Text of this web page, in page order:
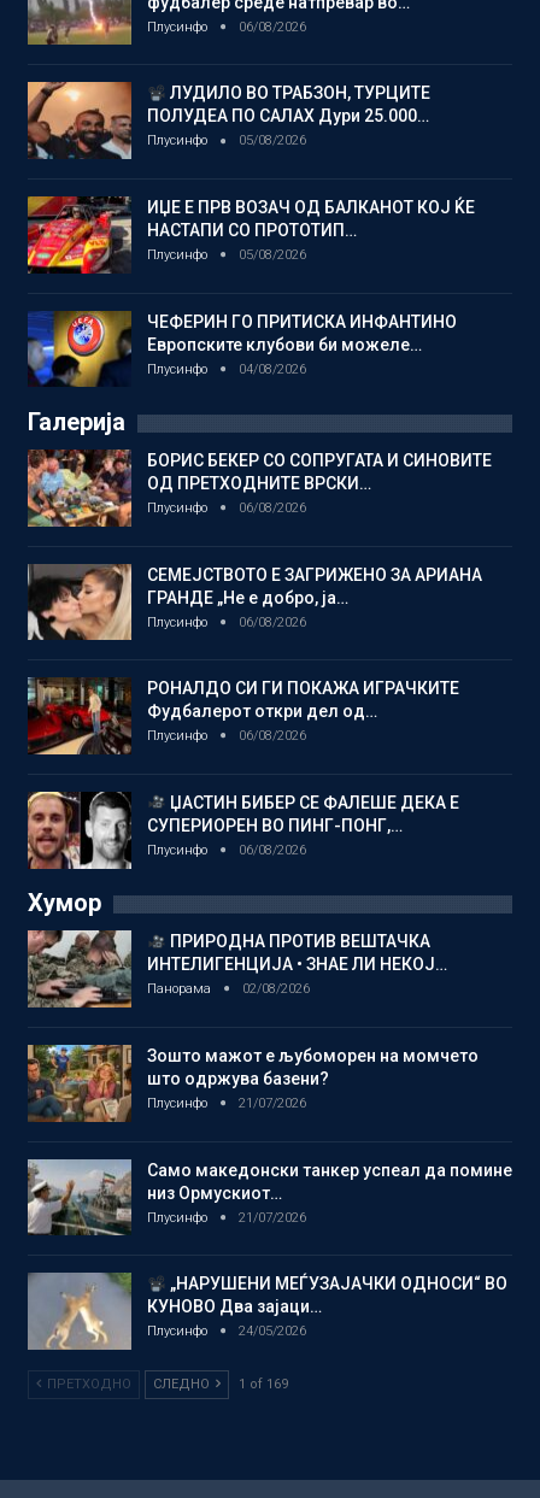
Плусинфо 06/08/2026
ЛУДИЛО ВО ТРАБЗОН, ТУРЦИТЕ
ПОЛУДЕА ПО САЛАХ Дури 25.000…
Плусинфо 05/08/2026
ИЏЕ Е ПРВ ВОЗАЧ ОД БАЛКАНОТ КОЈ ЌЕ
НАСТАПИ СО ПРОТОТИП…
Плусинфо 05/08/2026
ЧЕФЕРИН ГО ПРИТИСКА ИНФАНТИНО
Европските клубови би можеле…
Плусинфо 04/08/2026
Галерија
БОРИС БЕКЕР СО СОПРУГАТА И СИНОВИТЕ
ОД ПРЕТХОДНИТЕ ВРСКИ…
Плусинфо 06/08/2026
СЕМЕЈСТВОТО Е ЗАГРИЖЕНО ЗА АРИАНА
ГРАНДЕ „Не е добро, ја…
Плусинфо 06/08/2026
РОНАЛДО СИ ГИ ПОКАЖА ИГРАЧКИТЕ
Фудбалерот откри дел од…
Плусинфо 06/08/2026
ЏАСТИН БИБЕР СЕ ФАЛЕШЕ ДЕКА Е
СУПЕРИОРЕН ВО ПИНГ-ПОНГ,…
Плусинфо 06/08/2026
Хумор
ПРИРОДНА ПРОТИВ ВЕШТАЧКА
ИНТЕЛИГЕНЦИЈА • ЗНАЕ ЛИ НЕКОЈ…
Панорама 02/08/2026
Зошто мажот е љубоморен на момчето
што одржува базени?
Плусинфо 21/07/2026
Само македонски танкер успеал да помине
низ Ормускиот…
Плусинфо 21/07/2026
„НАРУШЕНИ МЕЃУЗАЈАЧКИ ОДНОСИ“ ВО
КУНОВО Два зајаци…
Плусинфо 24/05/2026
ПРЕТХОДНО СЛЕДНО 1 of 169